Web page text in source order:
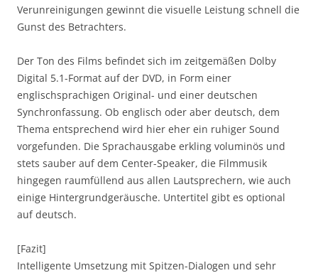
Verunreinigungen gewinnt die visuelle Leistung schnell die
Gunst des Betrachters.
Der Ton des Films befindet sich im zeitgemäßen Dolby
Digital 5.1-Format auf der DVD, in Form einer
englischsprachigen Original- und einer deutschen
Synchronfassung. Ob englisch oder aber deutsch, dem
Thema entsprechend wird hier eher ein ruhiger Sound
vorgefunden. Die Sprachausgabe erkling voluminös und
stets sauber auf dem Center-Speaker, die Filmmusik
hingegen raumfüllend aus allen Lautsprechern, wie auch
einige Hintergrundgeräusche. Untertitel gibt es optional
auf deutsch.
[Fazit]
Intelligente Umsetzung mit Spitzen-Dialogen und sehr